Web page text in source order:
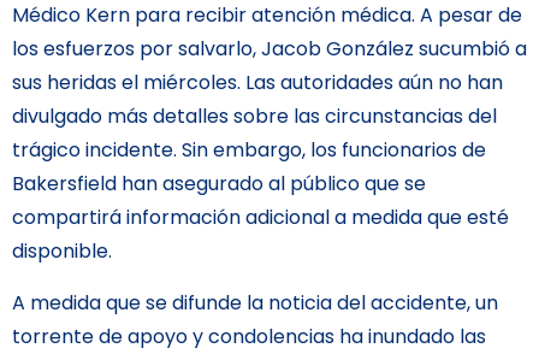
Médico Kern para recibir atención médica. A pesar de
los esfuerzos por salvarlo, Jacob González sucumbió a
sus heridas el miércoles. Las autoridades aún no han
divulgado más detalles sobre las circunstancias del
trágico incidente. Sin embargo, los funcionarios de
Bakersfield han asegurado al público que se
compartirá información adicional a medida que esté
disponible.
A medida que se difunde la noticia del accidente, un
torrente de apoyo y condolencias ha inundado las